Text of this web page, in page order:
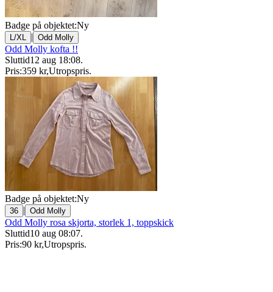
Badge på objektet:Ny
L/XL | Odd Molly
Odd Molly kofta !!
Sluttid12 aug 18:08.
Pris:359 kr,Utropspris.
Badge på objektet:Ny
36 | Odd Molly
Odd Molly rosa skjorta, storlek 1, toppskick
Sluttid10 aug 08:07.
Pris:90 kr,Utropspris.